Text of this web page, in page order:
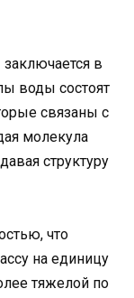
в
воды состоят
связаны с
молекула
структуру
что
на единицу
тяжелой по